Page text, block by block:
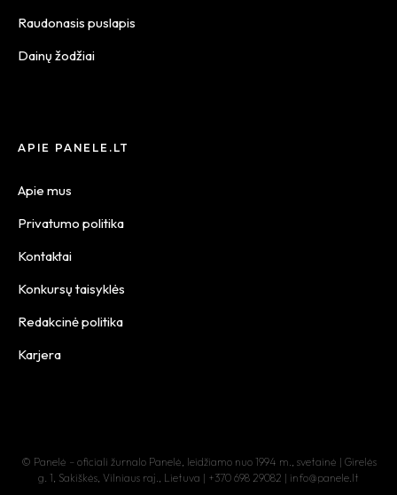
Raudonasis puslapis
Dainų žodžiai
APIE PANELE.LT
Apie mus
Privatumo politika
Kontaktai
Konkursų taisyklės
Redakcinė politika
Karjera
© Panelė – oficiali žurnalo Panelė, leidžiamo nuo 1994 m., svetainė | Girelės
g. 1, Sakiškės, Vilniaus raj., Lietuva | +370 698 29082 | info@panele.lt